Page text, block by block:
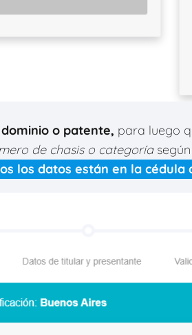
dominio o patente, para luego
de chasis o categoríasegún
los datos están en la